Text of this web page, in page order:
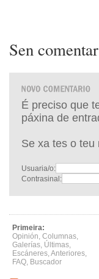
Sen
É preciso que
páxina de
Se xa tes o
Usuaria/o:
Contrasinal:
Primeira:
Opinión, Columnas,
Galerías, Últimas,
Escáneres,Anteriores,
FAQ, Buscador